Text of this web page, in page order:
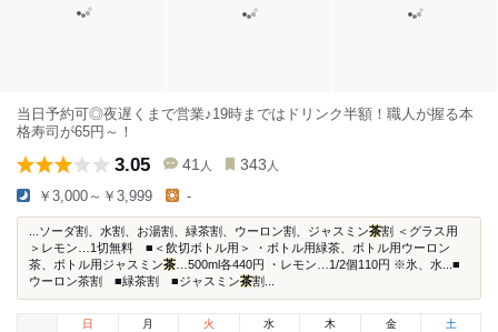
当日予約可◎夜遅くまで営業♪19時まではドリンク半額！職人が握る本
格寿司が65円～！
3.05 41 人 343 人
￥3,000～￥3,999 -
...ソーダ割、水割、お湯割、緑茶割、ウーロン割、ジャスミン茶割 ＜グラス用
＞レモン…1切無料 ■＜飲切ボトル用＞ ・ボトル用緑茶、ボトル用ウーロン
茶、ボトル用ジャスミン茶 …500ml各440円 ・レモン…1/2個110円 ※氷、水...■
ウーロン茶割 ■緑茶割 ■ジャスミン茶割...
日
月 火 水 木 金 土